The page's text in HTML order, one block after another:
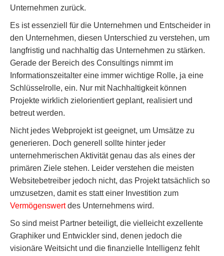
Unternehmen zurück.
Es ist essenziell für die Unternehmen und Entscheider in
den Unternehmen, diesen Unterschied zu verstehen, um
langfristig und nachhaltig das Unternehmen zu stärken.
Gerade der Bereich des Consultings nimmt im
Informationszeitalter eine immer wichtige Rolle, ja eine
Schlüsselrolle, ein. Nur mit Nachhaltigkeit können
Projekte wirklich zielorientiert geplant, realisiert und
betreut werden.
Nicht jedes Webprojekt ist geeignet, um Umsätze zu
generieren. Doch generell sollte hinter jeder
unternehmerischen Aktivität genau das als eines der
primären Ziele stehen. Leider verstehen die meisten
Websitebetreiber jedoch nicht, das Projekt tatsächlich so
umzusetzen, damit es statt einer Investition zum
Vermögenswertdes Unternehmens wird.
So sind meist Partner beteiligt, die vielleicht exzellente
Graphiker und Entwickler sind, denen jedoch die
visionäre Weitsicht und die finanzielle Intelligenz fehlt